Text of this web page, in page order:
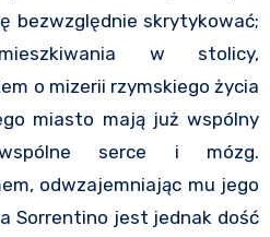
bezwzględnie skrytykować;
w stolicy,
o mizerii rzymskiego życia
miasto mają już wspólny
serce i mózg.
odwzajemniając mu jego
Sorrentino jest jednak dość